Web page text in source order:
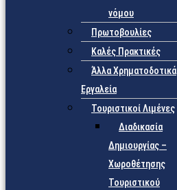
νόμου
Πρωτοβουλίες
Καλές Πρακτικές
Άλλα Χρηματοδοτικά
Εργαλεία
Τουριστικοί Λιμένες
Διαδικασία
Δημιουργίας –
Χωροθέτησης
Τουριστικού